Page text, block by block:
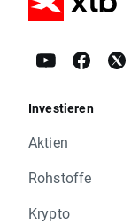
Investieren
Aktien
Rohstoffe
Krypto